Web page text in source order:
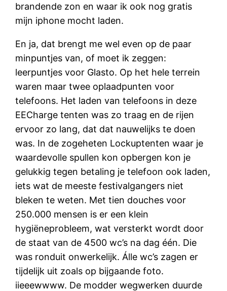
brandende zon en waar ik ook nog gratis
mijn iphone mocht laden.
En ja, dat brengt me wel even op de paar
minpuntjes van, of moet ik zeggen:
leerpuntjes voor Glasto. Op het hele terrein
waren maar twee oplaadpunten voor
telefoons. Het laden van telefoons in deze
EECharge tenten was zo traag en de rijen
ervoor zo lang, dat dat nauwelijks te doen
was. In de zogeheten Lockuptenten waar je
waardevolle spullen kon opbergen kon je
gelukkig tegen betaling je telefoon ook laden,
iets wat de meeste festivalgangers niet
bleken te weten. Met tien douches voor
250.000 mensen is er een klein
hygiëneprobleem, wat versterkt wordt door
de staat van de 4500 wc’s na dag één. Die
was ronduit onwerkelijk. Álle wc’s zagen er
tijdelijk uit zoals op bijgaande foto.
iieeewwww. De modder wegwerken duurde